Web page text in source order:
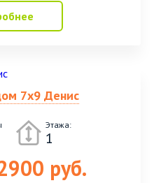
7х9 Денис
Этажа:
1
руб.